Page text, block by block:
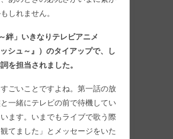
しれません。
絆」いきなりテレビアニメ
ッシュ～』）のタイアップで、し
を担当されました。
すごいことですよね。第一話の放
一緒にテレビの前で待機してい
ます。いまでもライブで歌う際
てました」とメッセージをいた